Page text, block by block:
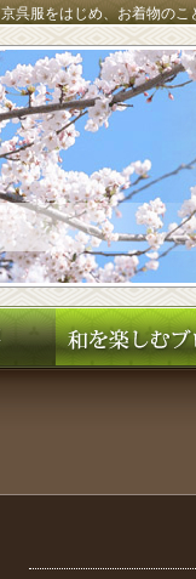
京呉服をはじめ、お着物の